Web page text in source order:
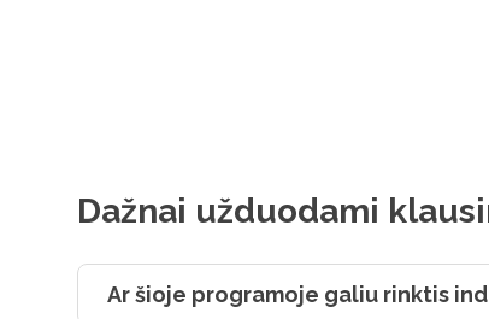
Dažnai užduodami
Ar šioje programoje galiu rinktis